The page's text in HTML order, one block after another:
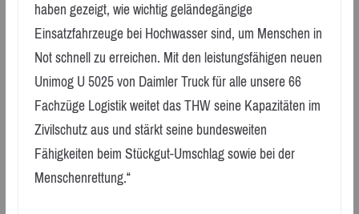
haben gezeigt, wie wichtig geländegängige
Einsatzfahrzeuge bei Hochwasser sind, um Menschen in
Not schnell zu erreichen. Mit den leistungsfähigen neuen
Unimog U 5025 von Daimler Truck für alle unsere 66
Fachzüge Logistik weitet das THW seine Kapazitäten im
Zivilschutz aus und stärkt seine bundesweiten
Fähigkeiten beim Stückgut-Umschlag sowie bei der
Menschenrettung.“